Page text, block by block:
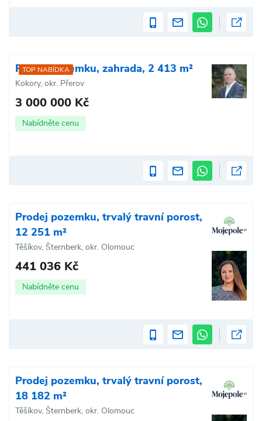
TOP NABÍDKA
Prodej pozemku, zahrada, 2 413 m²
Kokory, okr. Přerov
3 000 000 Kč
Nabídněte cenu
Prodej pozemku, trvalý travní porost,
12 251 m²
Těšíkov, Šternberk, okr. Olomouc
441 036 Kč
Nabídněte cenu
Prodej pozemku, trvalý travní porost,
18 182 m²
Těšíkov, Šternberk, okr. Olomouc